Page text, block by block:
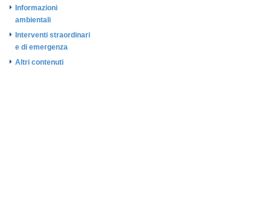
Informazioni
ambientali
Interventi straordinari
e di emergenza
Altri contenuti